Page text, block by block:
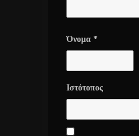
Όνομα *
Ιστότοπος